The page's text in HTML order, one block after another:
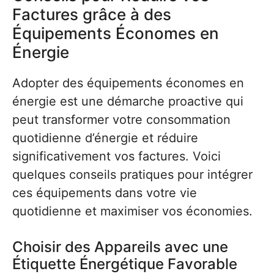
Factures grâce à des
Équipements Économes en
Énergie
Adopter des équipements économes en
énergie est une démarche proactive qui
peut transformer votre consommation
quotidienne d’énergie et réduire
significativement vos factures. Voici
quelques conseils pratiques pour intégrer
ces équipements dans votre vie
quotidienne et maximiser vos économies.
Choisir des Appareils avec une
Étiquette Énergétique Favorable